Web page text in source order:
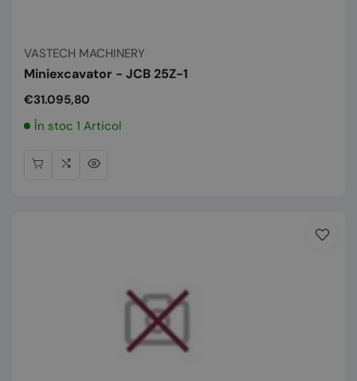
VASTECH MACHINERY
Miniexcavator - JCB 25Z-1
Preț
normal
€31.095,80
În stoc 1 Articol